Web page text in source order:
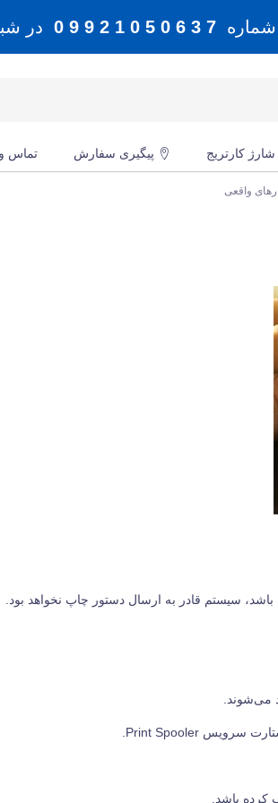
7 3 6 0 5 0 1 2 9 9 0 در
شارژ کارتریج پیگیری سفارش تماس
واقعی
سیستم قادر به ارسال دستور چاپ نخواهد بود.
می‌شوند.
باشد.